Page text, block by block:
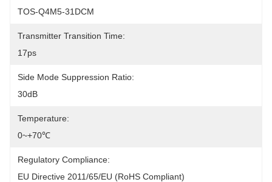
TOS-Q4M5-31DCM
Transmitter Transition Time:
17ps
Side Mode Suppression Ratio:
30dB
Temperature:
0~+70℃
Regulatory Compliance:
EU Directive 2011/65/EU (RoHS Compliant)